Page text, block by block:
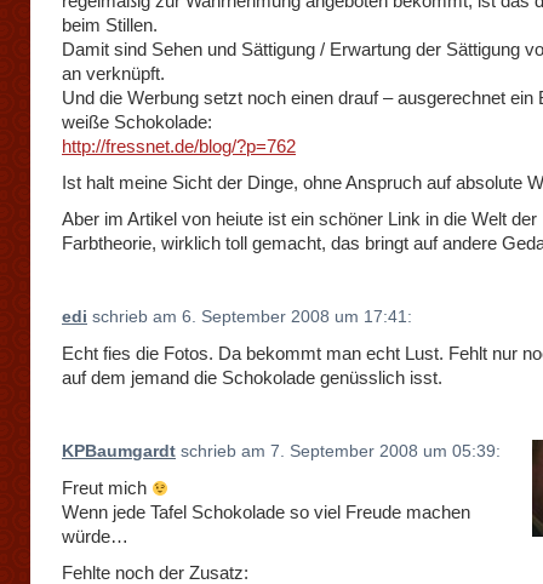
beim Stillen.
Damit sind Sehen und Sättigung / Erwartung der Sättigung
an verknüpft.
Und die Werbung setzt noch einen drauf – ausgerechnet ein
weiße Schokolade:
http://fressnet.de/blog/?p=762
Ist halt meine Sicht der Dinge, ohne Anspruch auf absolute
Aber im Artikel von heiute ist ein schöner Link in die Welt der
Farbtheorie, wirklich toll gemacht, das bringt auf andere
edi schrieb am 6. September 2008 um 17:41:
Echt fies die Fotos. Da bekommt man echt Lust. Fehlt nur
auf dem jemand die Schokolade genüsslich isst.
KPBaumgardt schrieb am 7. September 2008 um 05:39:
Freut mich
Wenn jede Tafel Schokolade so viel Freude machen
würde…
Fehlte noch der Zusatz: